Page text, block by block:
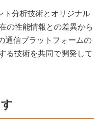
ト分析技術とオリジナル
の性能情報との差異から
通信プラットフォームの
る技術を共同で開発して